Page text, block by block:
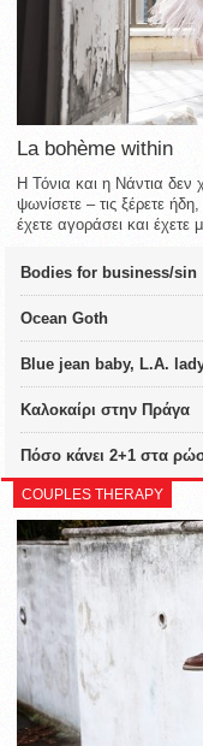
La bohème within
Η Τόνια και η Νάντια δεν
ψωνίσετε – τις ξέρετε
έχετε αγοράσει και έχετε
Bodies for business/sin
Ocean Goth
Blue jean baby, L.A.
Καλοκαίρι στην Πράγα
Πόσο κάνει 2+1 στα
COUPLES THERAPY